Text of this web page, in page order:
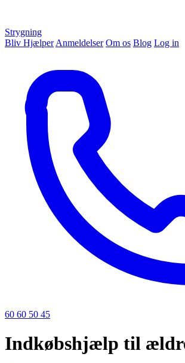
Strygning
Bliv Hjælper Anmeldelser Om os Blog Log in
60 60 50 45
Indkøbshjælp til